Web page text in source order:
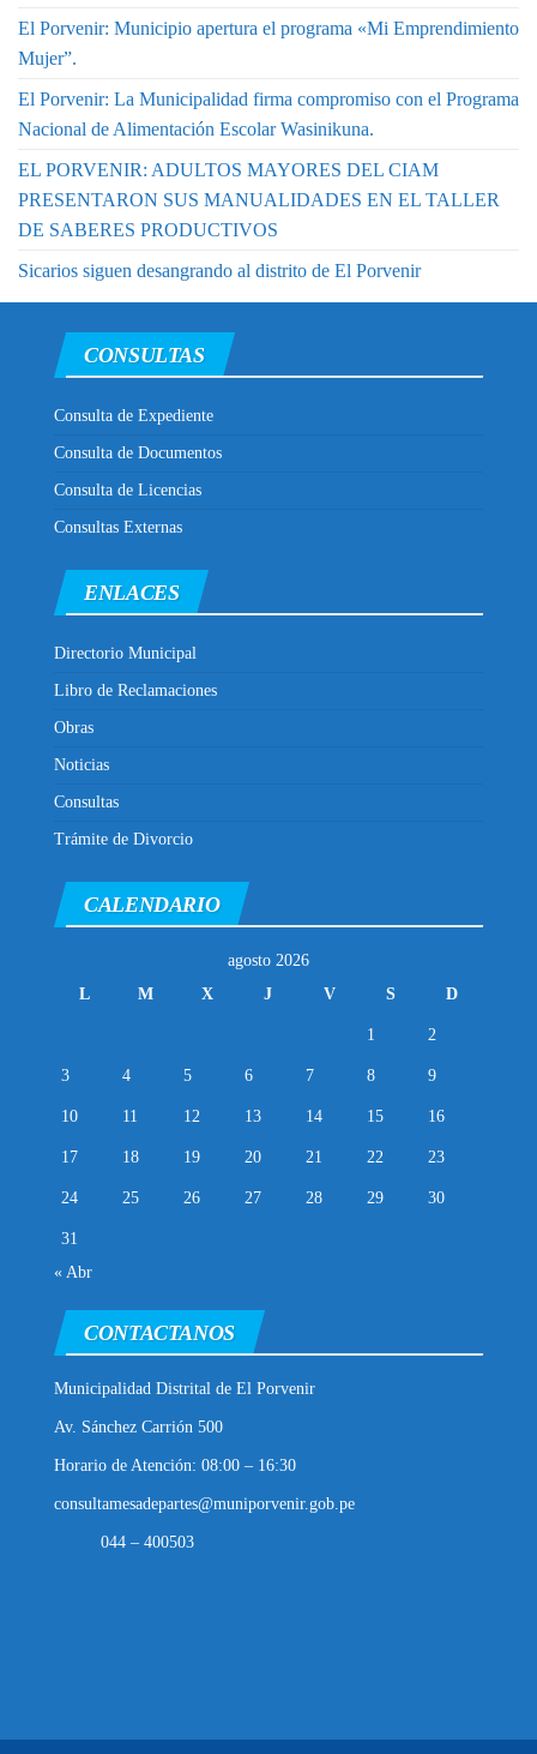
El Porvenir: Municipio apertura el programa «Mi Emprendimiento
Mujer”.
El Porvenir: La Municipalidad firma compromiso con el Programa
Nacional de Alimentación Escolar Wasinikuna.
EL PORVENIR: ADULTOS MAYORES DEL CIAM
PRESENTARON SUS MANUALIDADES EN EL TALLER
DE SABERES PRODUCTIVOS
Sicarios siguen desangrando al distrito de El Porvenir
CONSULTAS
Consulta de Expediente
Consulta de Documentos
Consulta de Licencias
Consultas Externas
ENLACES
Directorio Municipal
Libro de Reclamaciones
Obras
Noticias
Consultas
Trámite de Divorcio
CALENDARIO
agosto 2026
L
M X J V S D
1 2
3 4 5 6 7 8 9
10 11 12 13 14 15 16
17 18 19 20 21 22 23
24 25 26 27 28 29 30
31
« Abr
CONTACTANOS
Municipalidad Distrital de El Porvenir
Av. Sánchez Carrión 500
Horario de Atención: 08:00 – 16:30
consultamesadepartes@muniporvenir.gob.pe
044 – 400503